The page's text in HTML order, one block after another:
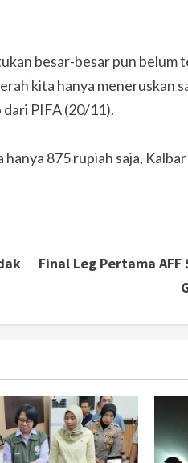
besar-besar pun belum
kita hanya meneruskan
PIFA (20/11).
875 rupiah saja,
Final Leg Pertama